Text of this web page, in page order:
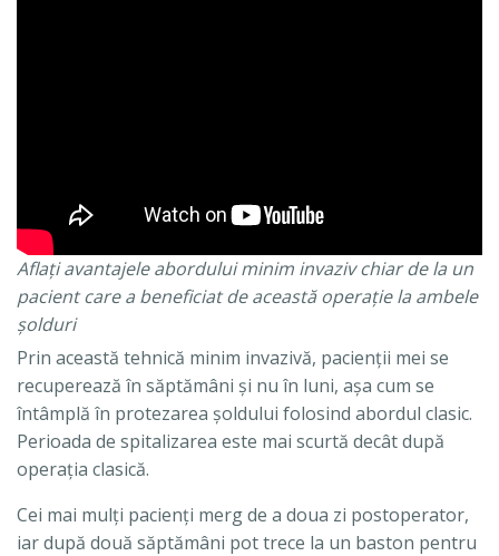
Aflaţi avantajele abordului minim invaziv chiar de la un
pacient care a beneficiat de această operaţie la ambele
şolduri
Prin această tehnică minim invazivă, pacienţii mei se
recuperează în săptămâni şi nu în luni, aşa cum se
întâmplă în protezarea şoldului folosind abordul clasic.
Perioada de spitalizarea este mai scurtă decât după
operaţia clasică.
Cei mai mulţi pacienţi merg de a doua zi postoperator,
iar după două săptămâni pot trece la un baston pentru